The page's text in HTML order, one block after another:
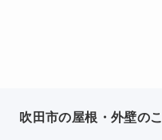
吹田市の屋根・外壁の